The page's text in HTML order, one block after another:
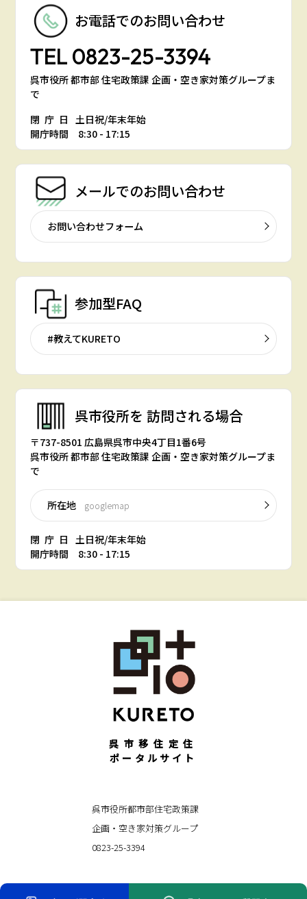
お電話でのお問い合わせ
TEL 0823-25-3394
呉市役所 都市部 住宅政策課 企画・空き家対策グループま
で
閉庁日
土日祝/年末年始
開庁時間 8:30 - 17:15
メールでのお問い合わせ
お問い合わせフォーム
参加型FAQ
#教えてKURETO
呉市役所を 訪問される場合
〒737-8501 広島県呉市中央4丁目1番6号
呉市役所 都市部 住宅政策課 企画・空き家対策グループま
で
所在地 googlemap
閉庁日
土日祝/年末年始
開庁時間 8:30 - 17:15
呉市移住定住
ポータルサイト
呉市役所都市部住宅政策課
企画・空き家対策グループ
0823-25-3394